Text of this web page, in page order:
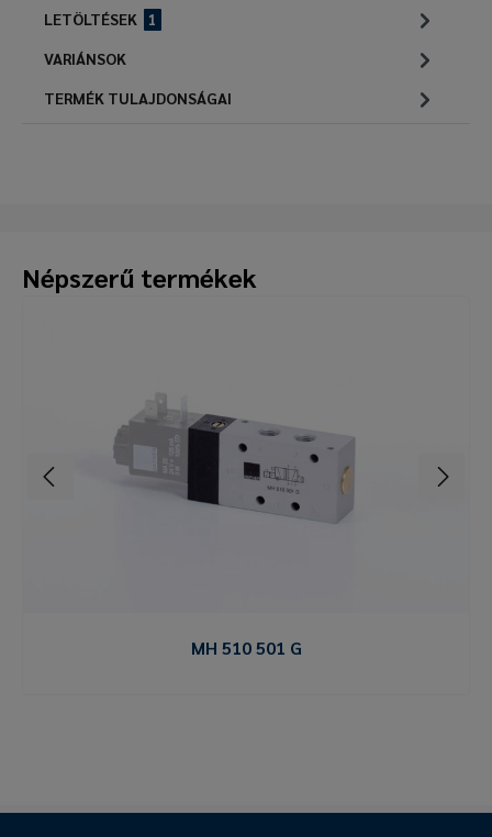
LETÖLTÉSEK
1
VARIÁNSOK
TERMÉK TULAJDONSÁGAI
Népszerű termékek
MH 510 501 G